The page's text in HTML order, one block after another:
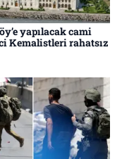
yapılacak cami
Kemalistleri rahatsız